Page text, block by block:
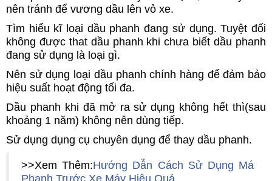
nên tránh để vương dầu lên vỏ xe.
Tìm hiểu kĩ loại dầu phanh đang sử dụng. Tuyệt đối
không được that dầu phanh khi chưa biết dầu phanh
đang sử dụng là loại gì.
Nên sử dụng loại dầu phanh chính hàng để đảm bảo
hiệu suất hoạt động tối đa.
Dầu phanh khi đã mở ra sử dụng không hết thì(sau
khoảng 1 năm) không nên dùng tiếp.
Sử dụng dụng cụ chuyên dụng để thay dầu phanh.
>>Xem Thêm:Hướng Dẫn Cách Sử Dụng Má
Phanh Trước Xe Máy Hiệu Quả